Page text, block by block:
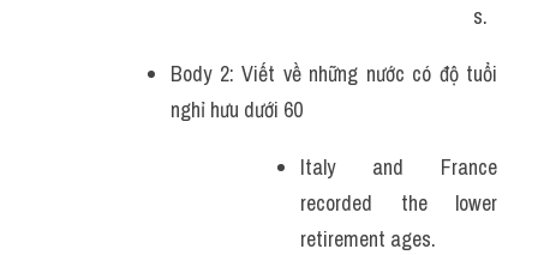
s.
Body 2: Viết về những nước có độ tuổi
nghỉ hưu dưới 60
Italy and France
recorded the lower
retirement ages.